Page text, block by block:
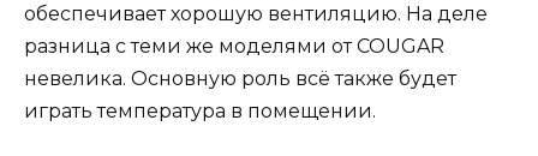
обеспечивает хорошую вентиляцию. На деле
разница с теми же моделями от COUGAR
невелика. Основную роль всё также будет
играть температура в помещении.